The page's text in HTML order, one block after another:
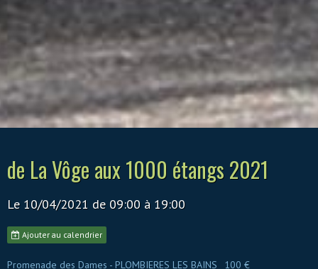
de La Vôge aux 1000 étangs 2021
Le 10/04/2021 de 09:00 à 19:00
Ajouter au calendrier
Promenade des Dames - PLOMBIERES LES BAINS 100 €